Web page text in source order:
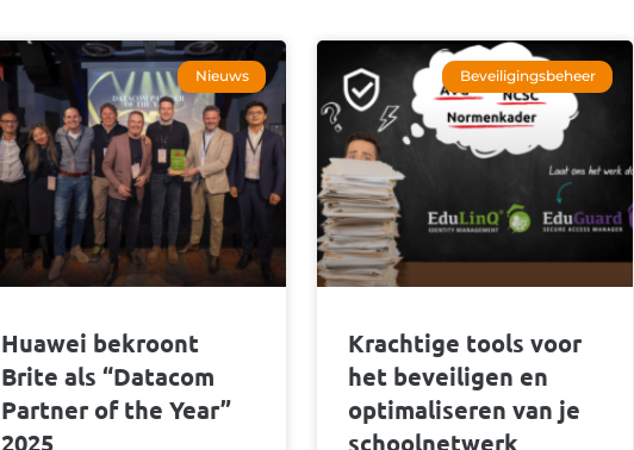
Nieuws
Huawei bekroont
Brite als “Datacom
Partner of the Year”
2025
Beveiligingsbeheer
Krachtige tools voor
het beveiligen en
optimaliseren van je
schoolnetwerk